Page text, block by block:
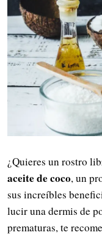
¿Quieres un rostro
aceite de coco, un
sus increíbles
lucir una dermis de
prematuras, te